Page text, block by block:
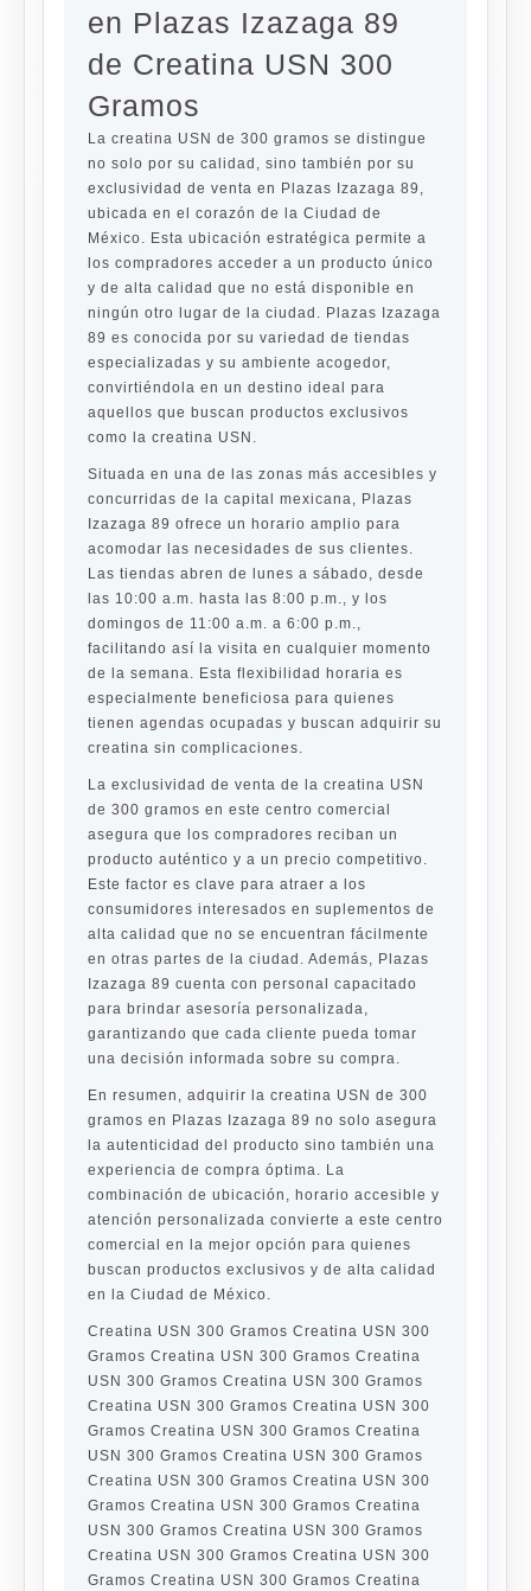
en Plazas Izazaga 89
de Creatina USN 300
Gramos
La creatina USN de 300 gramos se distingue
no solo por su calidad, sino también por su
exclusividad de venta en Plazas Izazaga 89,
ubicada en el corazón de la Ciudad de
México. Esta ubicación estratégica permite a
los compradores acceder a un producto único
y de alta calidad que no está disponible en
ningún otro lugar de la ciudad. Plazas Izazaga
89 es conocida por su variedad de tiendas
especializadas y su ambiente acogedor,
convirtiéndola en un destino ideal para
aquellos que buscan productos exclusivos
como la creatina USN.
Situada en una de las zonas más accesibles y
concurridas de la capital mexicana, Plazas
Izazaga 89 ofrece un horario amplio para
acomodar las necesidades de sus clientes.
Las tiendas abren de lunes a sábado, desde
las 10:00 a.m. hasta las 8:00 p.m., y los
domingos de 11:00 a.m. a 6:00 p.m.,
facilitando así la visita en cualquier momento
de la semana. Esta flexibilidad horaria es
especialmente beneficiosa para quienes
tienen agendas ocupadas y buscan adquirir su
creatina sin complicaciones.
La exclusividad de venta de la creatina USN
de 300 gramos en este centro comercial
asegura que los compradores reciban un
producto auténtico y a un precio competitivo.
Este factor es clave para atraer a los
consumidores interesados en suplementos de
alta calidad que no se encuentran fácilmente
en otras partes de la ciudad. Además, Plazas
Izazaga 89 cuenta con personal capacitado
para brindar asesoría personalizada,
garantizando que cada cliente pueda tomar
una decisión informada sobre su compra.
En resumen, adquirir la creatina USN de 300
gramos en Plazas Izazaga 89 no solo asegura
la autenticidad del producto sino también una
experiencia de compra óptima. La
combinación de ubicación, horario accesible y
atención personalizada convierte a este centro
comercial en la mejor opción para quienes
buscan productos exclusivos y de alta calidad
en la Ciudad de México.
Creatina USN 300 Gramos Creatina USN 300
Gramos Creatina USN 300 Gramos Creatina
USN 300 Gramos Creatina USN 300 Gramos
Creatina USN 300 Gramos Creatina USN 300
Gramos Creatina USN 300 Gramos Creatina
USN 300 Gramos Creatina USN 300 Gramos
Creatina USN 300 Gramos Creatina USN 300
Gramos Creatina USN 300 Gramos Creatina
USN 300 Gramos Creatina USN 300 Gramos
Creatina USN 300 Gramos Creatina USN 300
Gramos Creatina USN 300 Gramos Creatina